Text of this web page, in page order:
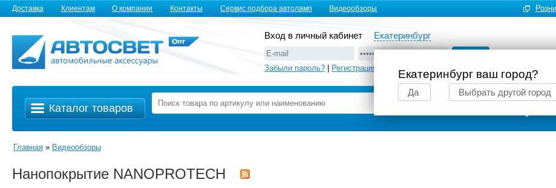
Доставка Клиентам О компании Контакты Сервис подбора автоламп Видеообзоры
Вход в личный кабинет Екатеринбург
Екатеринбург ваш город?
Да Выбрать другой город
Забыли пароль? Регистрация
Каталог товаров
Главная » Видеообзоры
Нанопокрытие NANOPROTECH